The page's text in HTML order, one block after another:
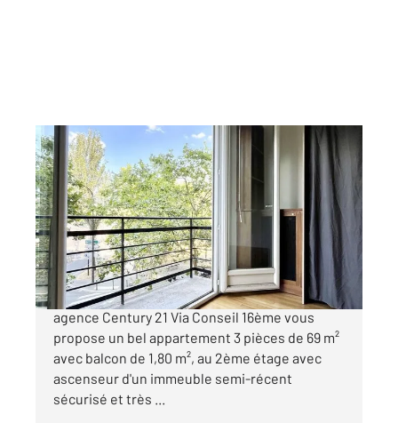
PARIS 75016
70 m2, 3 pièces
Ref : 11260
Appartement F3 à vendre
549 000 €
PORTE DE ST CLOUD / BOULOGNE - Votre
agence Century 21 Via Conseil 16ème vous
propose un bel appartement 3 pièces de 69 m²
avec balcon de 1,80 m², au 2ème étage avec
ascenseur d'un immeuble semi-récent
sécurisé et très ...